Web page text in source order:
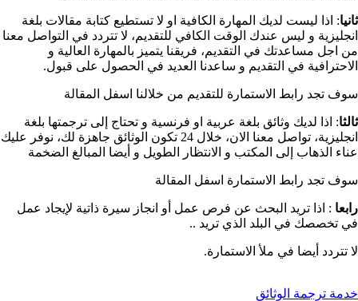
ثانيا: اذا ليست لديك المهارة الكافية او لا تستطيع كتابة مقالات بلغة
انجليزية و ليس عندك الوقت الكافي للتقديم، لا تتردد في التواصل معنا
من اجل مساعدتك في التقديم، فريقنا يتميز بالمهارة العالية و
الاحترافية في التقديم و ساعدنا العديد في الحصول على قبول.
سوف تجد رابط الاستمارة للتقديم من خلالنا اسفل المقالة
ثالثا: اذا لديك وثائق بلغة عربية او فرنسية و تحتاج إلى ترجمتها بلغة
انجليزية، تواصل معنا الان، خلال 24 تكون الوثائق جاهزة لك، نوفر عليك
عناء الذهاب إلى المكتب و الانتظار الطويل و أيضا المبالغ الضخمة
سوف تجد رابط الاستمارة اسفل المقالة
رابعا : اذا تريد البحث عن فرص عمل أو انجاز سيرة ذاتية لإيجاد عمل
في تخصصك في البلد الذي تريد ..
لا تتردد أيضا في ملأ الاستمارة.
خدمة ترجمة الوثائق